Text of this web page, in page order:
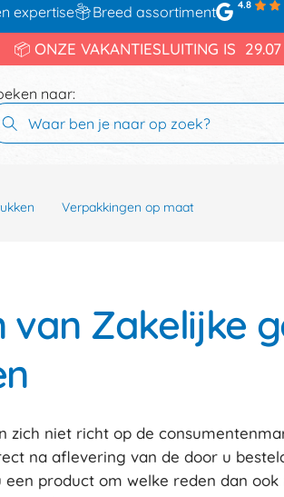
expertise Breed assortiment 4.8
📦 ONZE VAKANTIESLUITING IS
naar:
Verpakkingen op maat
van Zakelijke
zich niet richt op de
na aflevering van de door u
product om welke reden dan